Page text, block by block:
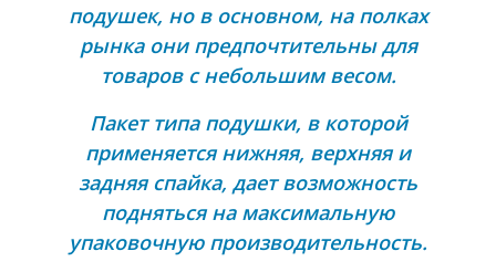
подушек, но в основном, на полках
рынка они предпочтительны для
товаров с небольшим весом.
Пакет типа подушки, в которой
применяется нижняя, верхняя и
задняя спайка, дает возможность
подняться на максимальную
упаковочную производительность.